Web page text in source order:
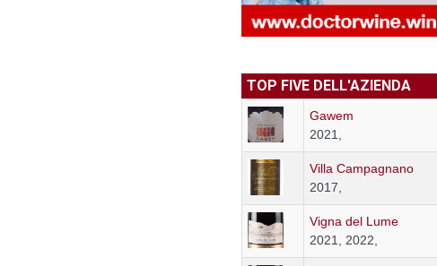
TOP FIVE DELL'AZIENDA
Gawem
2021,
Villa Campagnano
2017,
Vigna del Lume
2021, 2022,